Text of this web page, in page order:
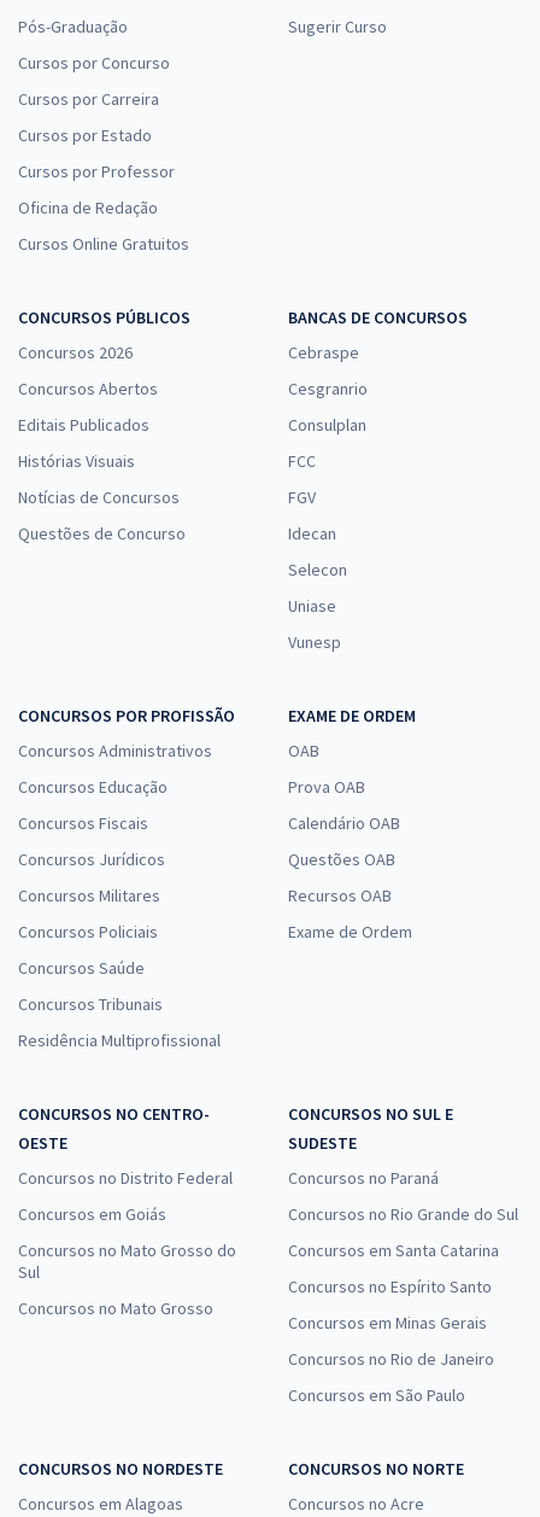
Pós-Graduação
Cursos por Concurso
Cursos por Carreira
Cursos por Estado
Cursos por Professor
Oficina de Redação
Cursos Online Gratuitos
Sugerir Curso
CONCURSOS PÚBLICOS
Concursos 2026
Concursos Abertos
Editais Publicados
Histórias Visuais
Notícias de Concursos
Questões de Concurso
BANCAS DE CONCURSOS
Cebraspe
Cesgranrio
Consulplan
FCC
FGV
Idecan
Selecon
Uniase
Vunesp
CONCURSOS POR PROFISSÃO
Concursos Administrativos
Concursos Educação
Concursos Fiscais
Concursos Jurídicos
Concursos Militares
Concursos Policiais
Concursos Saúde
Concursos Tribunais
Residência Multiprofissional
EXAME DE ORDEM
OAB
Prova OAB
Calendário OAB
Questões OAB
Recursos OAB
Exame de Ordem
CONCURSOS NO CENTRO-
OESTE
Concursos no Distrito Federal
Concursos em Goiás
Concursos no Mato Grosso do
Sul
Concursos no Mato Grosso
CONCURSOS NO SUL E
SUDESTE
Concursos no Paraná
Concursos no Rio Grande do Sul
Concursos em Santa Catarina
Concursos no Espírito Santo
Concursos em Minas Gerais
Concursos no Rio de Janeiro
Concursos em São Paulo
CONCURSOS NO NORDESTE
Concursos em Alagoas
CONCURSOS NO NORTE
Concursos no Acre